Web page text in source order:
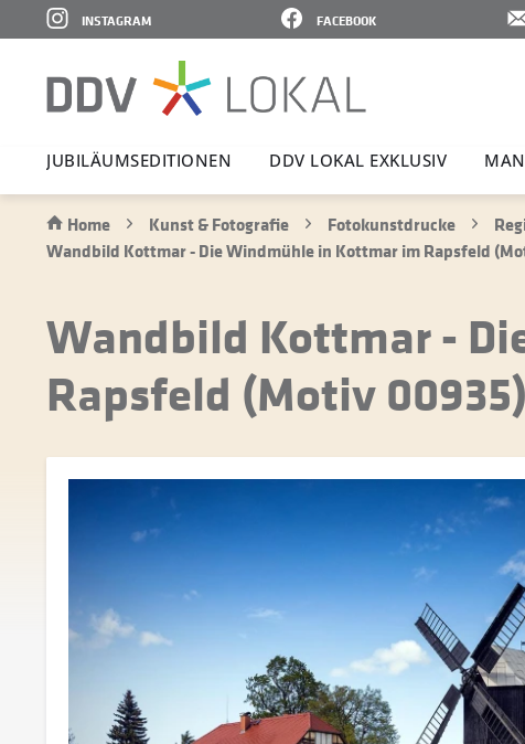
FACEBOOK
INSTAGRAM
JUBI­LÄ­UMS­E­DI­TIONEN DDV LOKAL EXKLUSIV
Home Kunst & Fotografie Fotokunstdrucke
Wandbild Kottmar - Die Windmühle in Kottmar im Rapsfeld
Wandbild Kottmar -
Rapsfeld (Motiv 00935)